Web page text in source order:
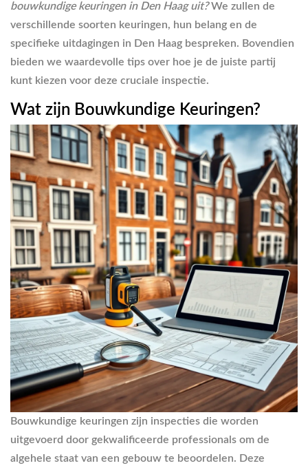
bouwkundige keuringen in Den Haag uit?We zullen de
verschillende soorten keuringen, hun belang en de
specifieke uitdagingen in Den Haag bespreken. Bovendien
bieden we waardevolle tips over hoe je de juiste partij
kunt kiezen voor deze cruciale inspectie.
Wat zijn Bouwkundige Keuringen?
Bouwkundige keuringen zijn inspecties die worden
uitgevoerd door gekwalificeerde professionals om de
algehele staat van een gebouw te beoordelen. Deze